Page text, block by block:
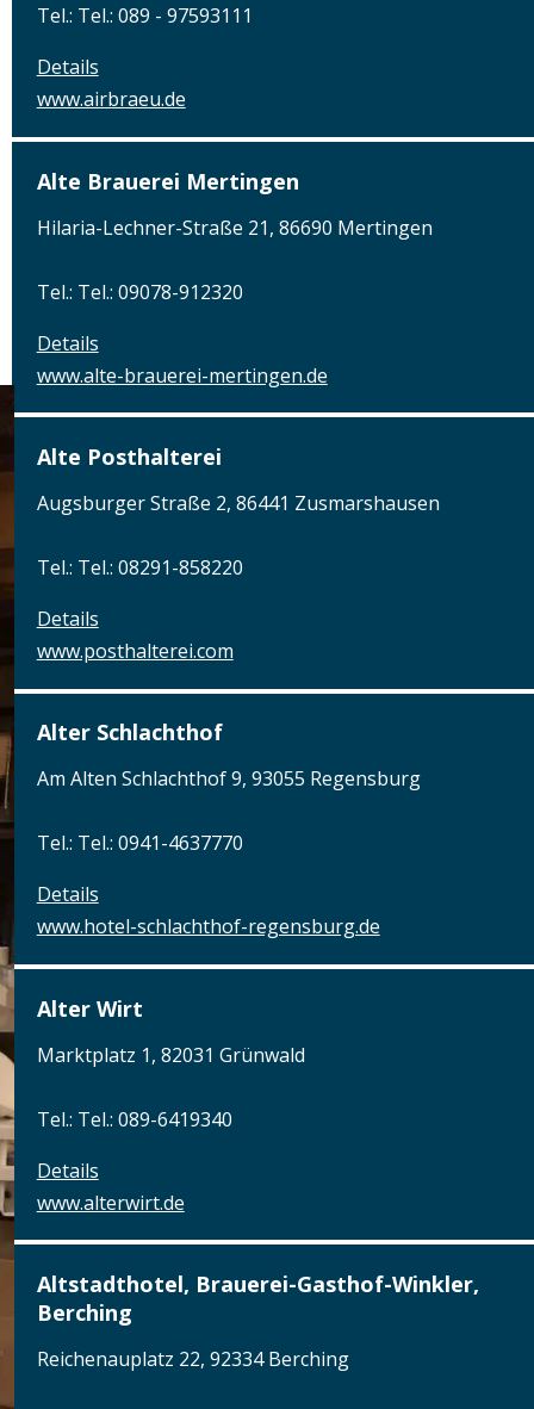
Tel.: Tel.: 089 - 97593111
Details
www.airbraeu.de
Alte Brauerei Mertingen
Hilaria-Lechner-Straße 21, 86690 Mertingen
Tel.: Tel.: 09078-912320
Details
www.alte-brauerei-mertingen.de
Alte Posthalterei
Augsburger Straße 2, 86441 Zusmarshausen
Tel.: Tel.: 08291-858220
Details
www.posthalterei.com
Alter Schlachthof
Am Alten Schlachthof 9, 93055 Regensburg
Tel.: Tel.: 0941-4637770
Details
www.hotel-schlachthof-regensburg.de
Alter Wirt
Marktplatz 1, 82031 Grünwald
Tel.: Tel.: 089-6419340
Details
www.alterwirt.de
Altstadthotel, Brauerei-Gasthof-Winkler,
Berching
Reichenauplatz 22, 92334 Berching